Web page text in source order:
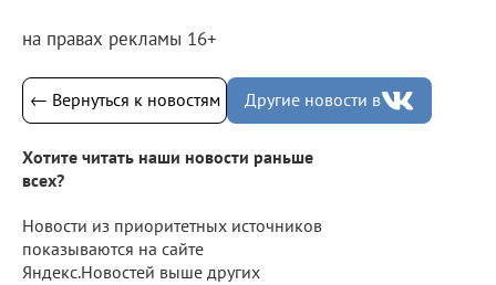
на правах рекламы 16+
← Вернуться к новостям Другие новости в
Хотите читать наши новости раньше
всех?
Новости из приоритетных источников
показываются на сайте
Яндекс.Новостей выше других